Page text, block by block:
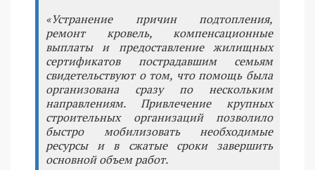
«Устранение причин подтопления,
ремонт кровель, компенсационные
выплаты и предоставление жилищных
сертификатов пострадавшим семьям
свидетельствуют о том, что помощь была
организована сразу по нескольким
направлениям. Привлечение крупных
строительных организаций позволило
быстро мобилизовать необходимые
ресурсы и в сжатые сроки завершить
основной объем работ.